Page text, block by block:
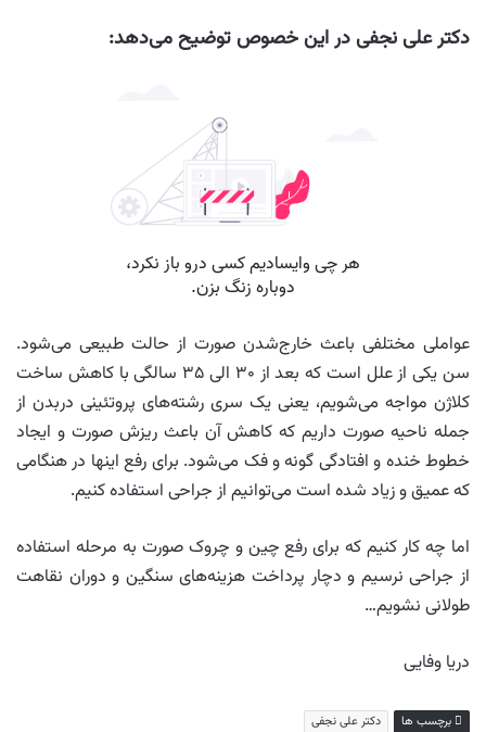
دکتر علی نجفی در این‌ خصوص توضیح می‌دهد:
عواملی مختلفی باعث خارج‌شدن صورت از حالت طبیعی می‌شود.
سن یکی از علل است که بعد از ۳۰ الی ۳۵ سالگی با کاهش ساخت
کلاژن مواجه می‌شویم، یعنی یک سری رشته‌های پروتئینی دربدن از
جمله ناحیه صورت داریم که کاهش آن باعث ریزش صورت و ایجاد
خطوط خنده و افتادگی گونه و فک می‌شود. برای رفع اینها در هنگامی
که عمیق و زیاد شده است می‌توانیم از جراحی استفاده کنیم.
اما چه کار کنیم که برای رفع چین و چروک صورت به مرحله استفاده
از جراحی نرسیم و دچار پرداخت هزینه‌های سنگین و دوران نقاهت
طولانی نشویم…
دریا وفایی
برچسب ها دکتر علی نجفی